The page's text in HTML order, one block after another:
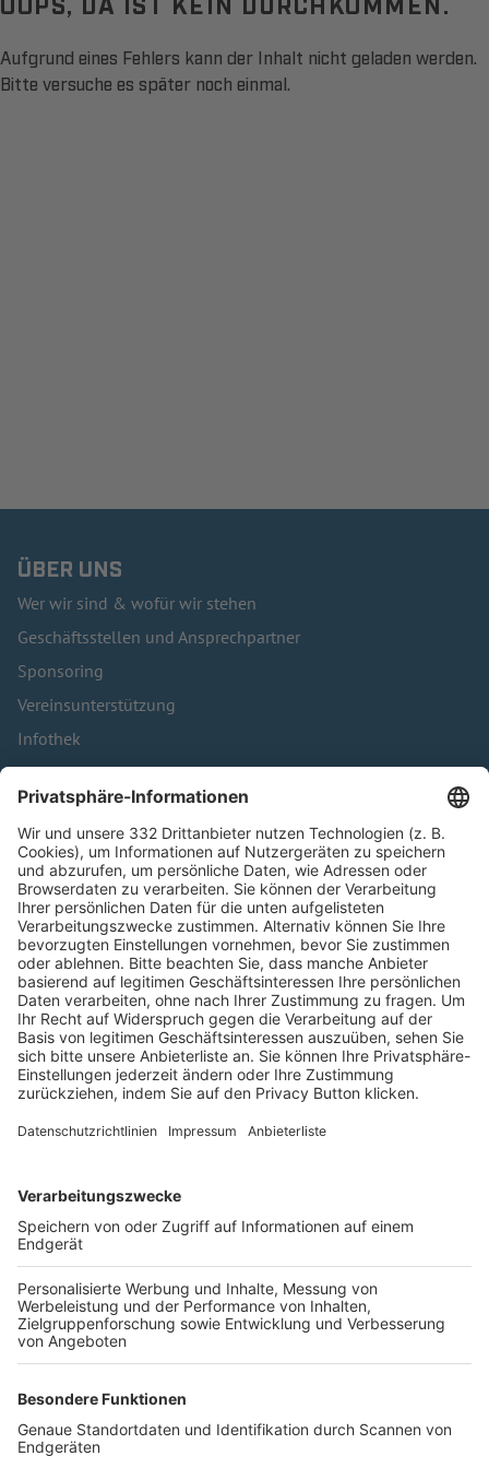
Aufgrund eines Fehlers kann der Inhalt nicht geladen werden.
Bitte versuche es später noch einmal.
ÜBER UNS
Wer wir sind & wofür wir stehen
Geschäftsstellen und Ansprechpartner
Sponsoring
Vereinsunterstützung
Infothek
Kontakt
HÄUFIG BESUCHTE SEITEN
Pässe und Vereinswechsel
Trainerausbildung
Schulungsangebot Vereinsmitarbeiter
BFV-Geschäftsstellen
Trainerbörse
Login SpielPlus
FOLGE DEM BFV
TOP-VEREINE
TOP-PARTNER